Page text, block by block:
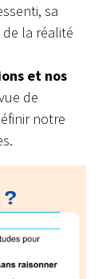
sa
la réalité
et nos
de
notre